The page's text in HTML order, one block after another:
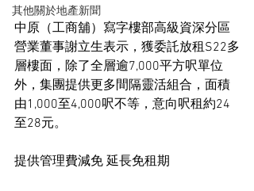
其他關於地產新聞
中原（工商舖）寫字樓部高級資深分區
營業董事謝立生表示，獲委託放租S22多
層樓面，除了全層逾7,000平方呎單位
外，集團提供更多間隔靈活組合，面積
由1,000至4,000呎不等，意向呎租約24
至28元。
提供管理費減免 延長免租期